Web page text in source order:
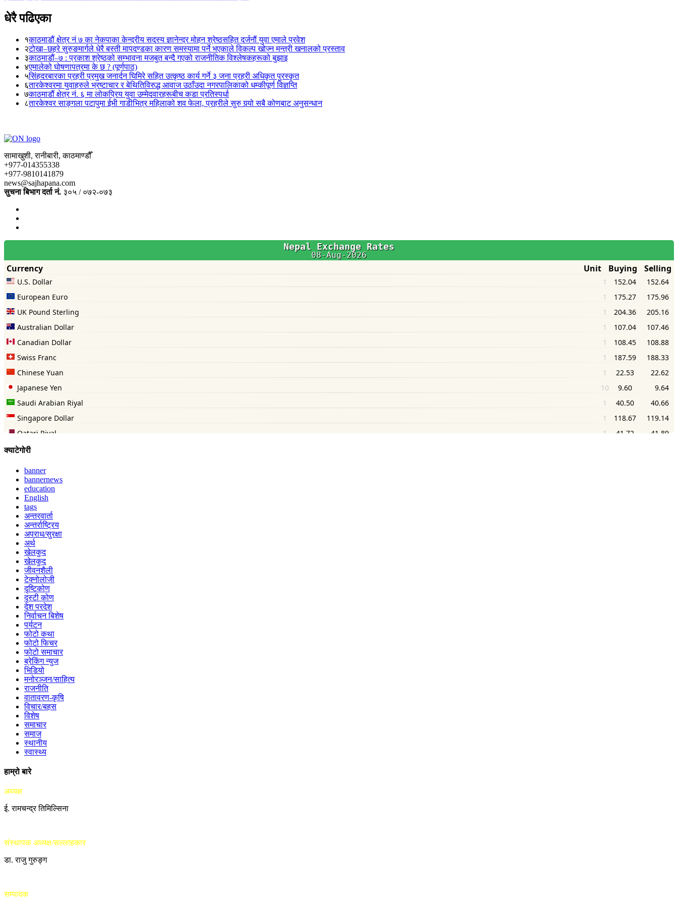
धेरै पढिएका
१काठमाडौं क्षेत्र नं ७ का नेकपाका केन्द्रीय सदस्य ज्ञानेन्द्र मोहन श्रेष्ठसहित दर्जनौं युवा एमाले प्रवेश
२टोखा–छहरे सुरुङमार्गले धेरै बस्ती मापदण्डका कारण समस्यामा पर्ने भएकाले विकल्प खोज्न मन्त्री खनालको प्रस्ताव
३काठमाडौं–७ : प्रकाश श्रेष्ठको सम्भावना मजबुत बन्दै गएको राजनीतिक विश्लेषकहरूको बुझाइ
४एमालेको घोषणापत्रमा के छ ? (पूर्णपाठ)
५सिंहदरबारका प्रहरी प्रमुख जनार्दन घिमिरे सहित उत्कृष्ठ कार्य गर्ने ३ जना प्रहरी अधिकृत पुरस्कृत
६तारकेश्वरमा युवाहरुले भ्रष्टाचार र बेथितिविरुद्ध आवाज उठाँउदा नगरपालिकाको धम्कीपूर्ण विज्ञप्ति
७काठमाडौं क्षेत्र नं. ६ मा लोकप्रिय युवा उम्मेदवारहरूबीच कडा प्रतिस्पर्धा
८तारकेश्वर साङ्गला पटापुमा ईभी गाडीभित्र महिलाको शव फेला, प्रहरीले सुरु गर्‍यो सबै कोणबाट अनुसन्धान
सामाखुशी, रानीबारी, काठमाण्डौँ
+977-014355338
+977-9810141879
news@sajhapana.com
सुचना बिभाग दर्ता नं. ३०५ / ०७२-०७३
क्याटेगोरी
banner
bannernews
education
English
tags
अन्तरवार्ता
अन्तर्राष्ट्रिय
अपराध/सुरक्षा
अर्थ
खेलकुद
खेलकुद
जीवनशैली
टेक्नोलोजी
दृष्टिकोण
दृस्टी कोण
देश परदेश
निर्वाचन बिशेष
पर्यटन
फोटो कथा
फोटो फिचर
फोटो समाचार
ब्रेकिंग न्युज
भिडियो
मनोरञ्जन/साहित्य
राजनीति
वातावरण-कृषि
विचार/बहस
विशेष
समाचार
समाज
स्थानीय
स्वास्थ्य
हाम्रो बारे
अध्यक्ष
ई. रामचन्द्र तिमिल्सिना
संस्थापक अध्यक्ष/सल्लाहकार
डा. राजु गुरुङ्ग
सम्पादक